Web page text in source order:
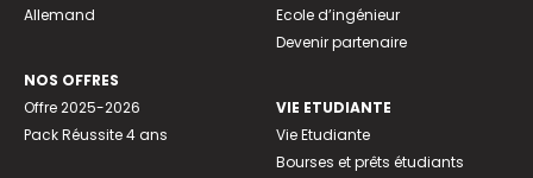
Allemand
NOS OFFRES
Offre 2025-2026
Pack Réussite 4 ans
Ecole d’ingénieur
Devenir partenaire
VIE ETUDIANTE
Vie Etudiante
Bourses et prêts étudiants